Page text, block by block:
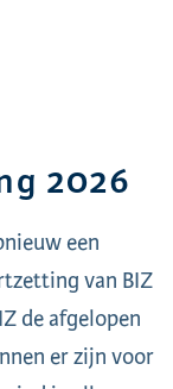
2026
een
van BIZ
de afgelopen
er zijn voor